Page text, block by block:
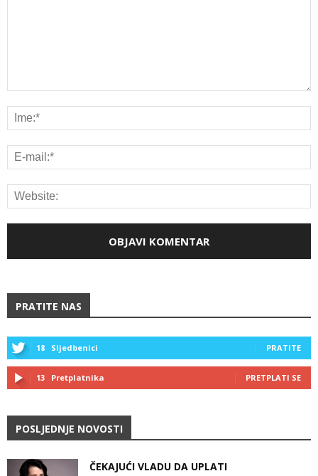
PRATITE NAS
18 Sljedbenici PRATITE
13 Pretplatnika PRETPLATI SE
POSLJEDNJE NOVOSTI
ČEKAJUĆI VLADU DA UPLATI